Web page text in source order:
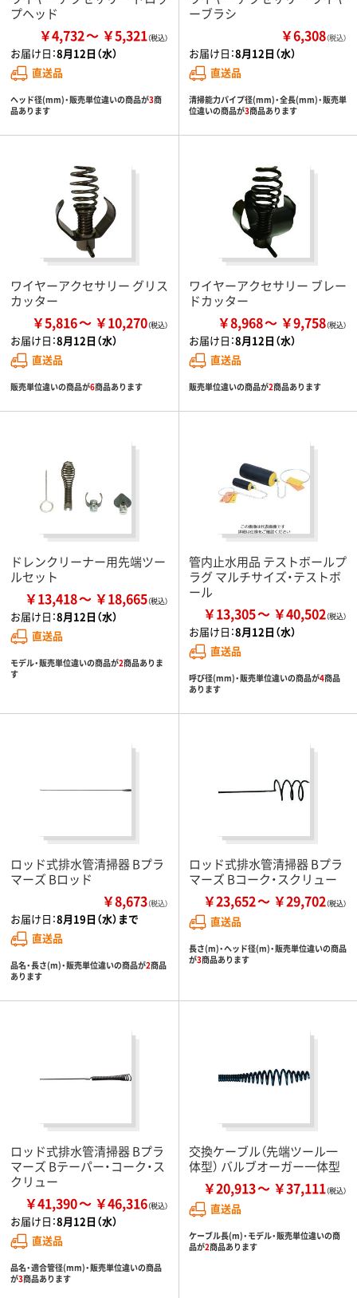
プヘッド
￥4,732 ￥5,321
お届け日：8月12日（水）
直送品
ヘッド径(mm)・販売単位違いの商品が3商
品あります
ーブラシ
￥6,308（税込）
お届け日：8月12日（水）
直送品
清掃能力パイプ径(mm)・全長(mm)・販売単
位違いの商品が3商品あります
ワイヤーアクセサリー グリス
カッター
￥5,816 ￥10,270
お届け日：8月12日（水）
直送品
販売単位違いの商品が6商品あります
ワイヤーアクセサリー ブレー
ドカッター
￥8,968 ￥9,758
お届け日：8月12日（水）
直送品
販売単位違いの商品が2商品あります
ドレンクリーナー用先端ツー
ルセット
￥13,418 ￥18,665
お届け日：8月12日（水）
直送品
モデル・販売単位違いの商品が2商品ありま
す
管内止水用品 テストボールプ
ラグ マルチサイズ・テストボ
ール
￥13,305 ￥40,502
お届け日：8月12日（水）
直送品
呼び径(mm)・販売単位違いの商品が4商品
あります
ロッド式排水管清掃器 Bプラ
マーズ Bロッド
￥8,673（税込）
お届け日：8月19日（水）まで
直送品
品名・長さ(m)・販売単位違いの商品が2商品
あります
ロッド式排水管清掃器 Bプラ
マーズ Bコーク・スクリュー
￥23,652 ￥29,702
直送品
長さ(m)・ヘッド径(m)・販売単位違いの商品
が3商品あります
ロッド式排水管清掃器 Bプラ
マーズ Bテーパー・コーク・ス
クリュー
￥41,390 ￥46,316
お届け日：8月12日（水）
直送品
品名・適合管径(mm)・販売単位違いの商品
が3商品あります
交換ケーブル（先端ツール一
体型） バルブオーガー一体型
￥20,913 ￥37,111
直送品
ケーブル長(m)・モデル・販売単位違いの商
品が2商品あります